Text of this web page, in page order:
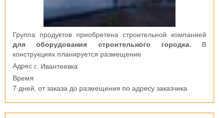
Группа продуктов приобретена строительной компанией
для оборудования строительного городка. В
конструкциях планируется размещение
Адрес г. Ивантеевка
Время
7 дней, от заказа до размещения по адресу заказчика